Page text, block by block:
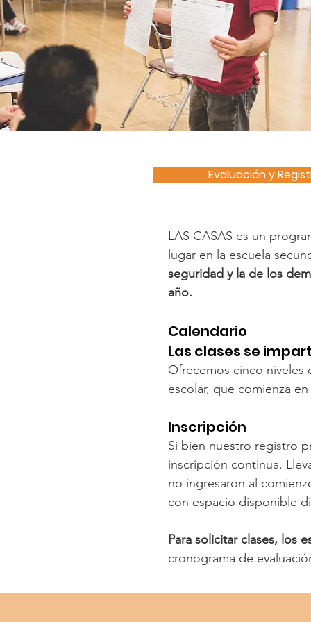
Evaluación y
LAS CASAS es un
lugar en la escuela
seguridad y la de los
año.
Calendario
Las clases se
Ofrecemos cinco
escolar, que comienza
Inscripción
Si bien nuestro registro
inscripción continua.
no ingresaron al
con espacio disponible
Para solicitar clases, los
cronograma de